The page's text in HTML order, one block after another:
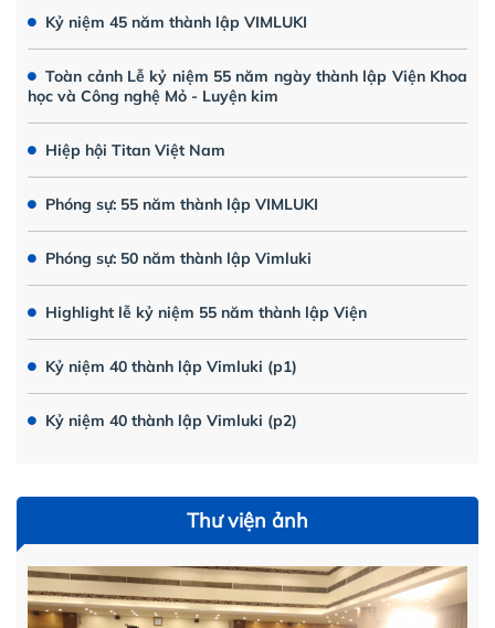
Kỷ niệm 45 năm thành lập VIMLUKI
Toàn cảnh Lễ kỷ niệm 55 năm ngày thành lập Viện Khoa
học và Công nghệ Mỏ - Luyện kim
Hiệp hội Titan Việt Nam
Phóng sự: 55 năm thành lập VIMLUKI
Phóng sự: 50 năm thành lập Vimluki
Highlight lễ kỷ niệm 55 năm thành lập Viện
Kỷ niệm 40 thành lập Vimluki (p1)
Kỷ niệm 40 thành lập Vimluki (p2)
Thư viện ảnh